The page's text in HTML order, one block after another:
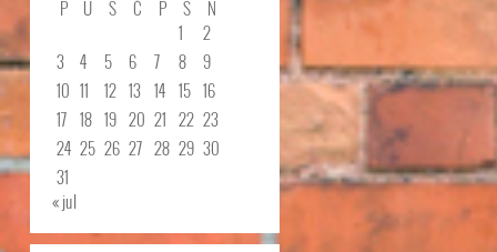
P U S Č P S
N
1
2
3
4 5 6 7 8
9
10 11 12 13 14 15 16
17 18 19 20 21 22 23
24 25 26 27 28 29 30
31
« jul